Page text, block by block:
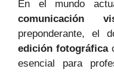
En el mundo
comunicación
preponderante,⁤ el
edición fotográfica
esencial ‌para